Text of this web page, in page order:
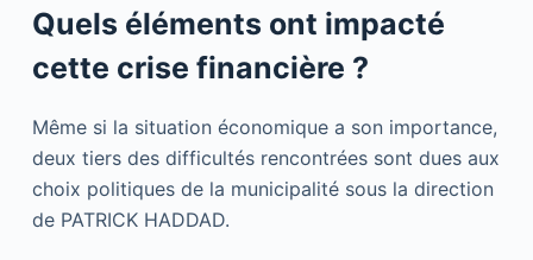
Quels éléments ont impacté
cette crise financière ?
Même si la situation économique a son importance,
deux tiers des difficultés rencontrées sont dues aux
choix politiques de la municipalité sous la direction
de PATRICK HADDAD.